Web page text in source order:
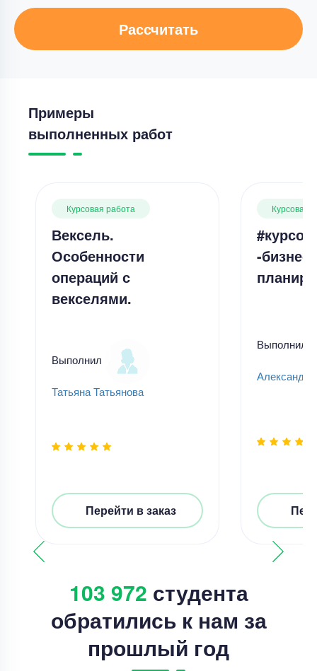
Рассчитать
Примеры
выполненных работ
Курсовая работа
Вексель.
Особенности
операций с
векселями.
Выполнил
Татьяна Татьянова
Перейти в заказ
Курсовая
-бизнес-
Выполнил
Александр
103 972 студента
обратились к нам за
прошлый год